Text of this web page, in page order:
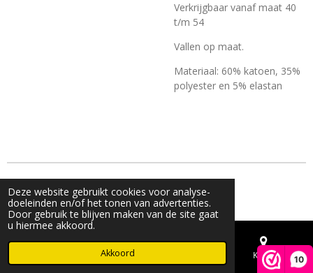
Deze website gebruikt cookies voor analyse-
doeleinden en/of het tonen van advertenties.
Door gebruik te blijven maken van de site gaat
u hiermee akkoord.
Akkoord
10
Verkrijgbaar vanaf maat 40
t/m 54
Vallen op maat.
Materiaal: 60% katoen, 35%
polyester en 5% elastan
© 2023 - 2026 Live & Shine
Powered by JouwWeb
Telefoonnummer Kaart